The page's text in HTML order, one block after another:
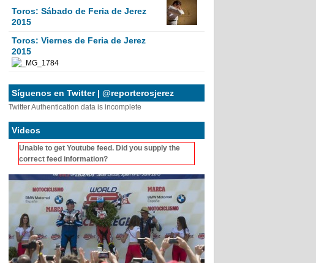
Toros: Sábado de Feria de Jerez
2015
Toros: Viernes de Feria de Jerez
2015
Síguenos en Twitter | @reporterosjerez
Twitter Authentication data is incomplete
Videos
Unable to get Youtube feed. Did you supply the
correct feed information?